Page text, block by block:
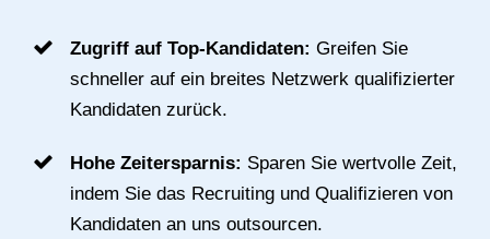
Zugriff auf Top-Kandidaten: Greifen Sie
schneller auf ein breites Netzwerk qualifizierter
Kandidaten zurück.
Hohe Zeitersparnis: Sparen Sie wertvolle Zeit,
indem Sie das Recruiting und Qualifizieren von
Kandidaten an uns outsourcen.